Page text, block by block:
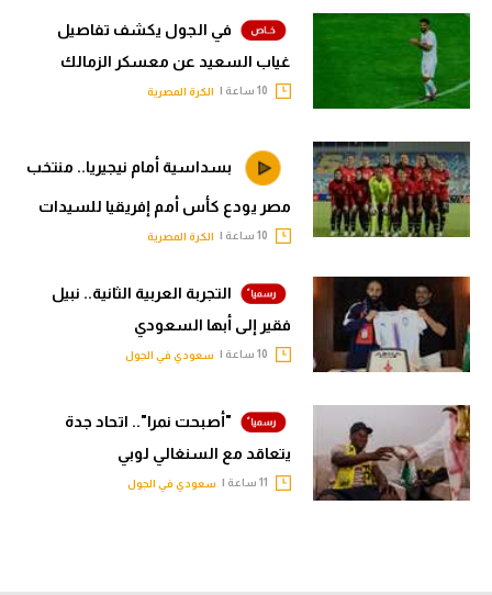
في الجول يكشف تفاصيل
غياب السعيد عن معسكر الزمالك
الكرة المصرية
بسداسية أمام نيجيريا.. منتخب
مصر يودع كأس أمم إفريقيا للسيدات
الكرة المصرية
التجربة العربية الثانية.. نبيل
فقير إلى أبها السعودي
سعودي في الجول
"أصبحت نمرا".. اتحاد جدة
يتعاقد مع السنغالي لوبي
سعودي في الجول